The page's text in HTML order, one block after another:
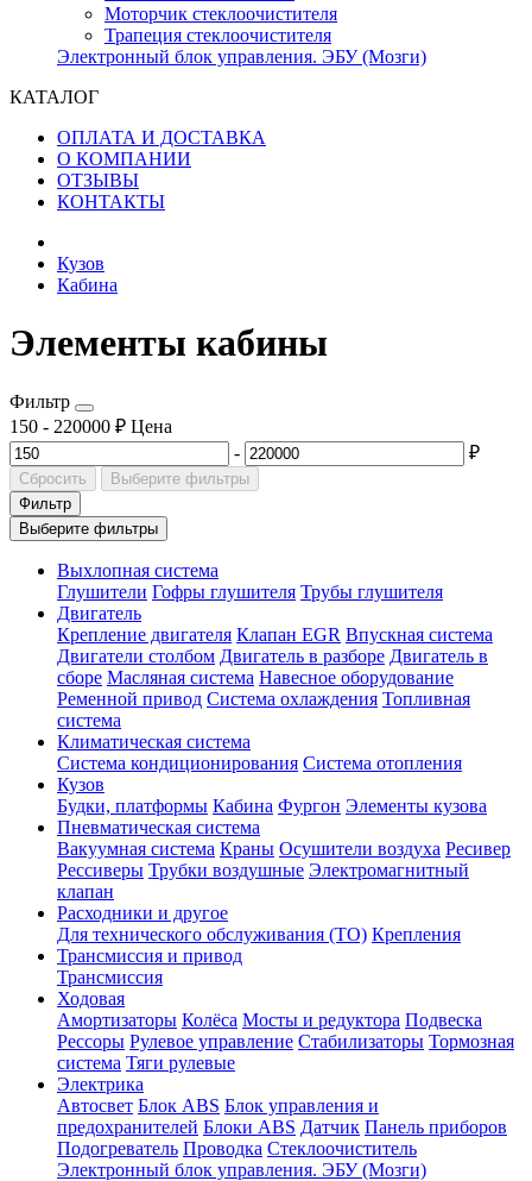
Моторчик стеклоочистителя
Трапеция стеклоочистителя
Электронный блок управления. ЭБУ (Мозги)
КАТАЛОГ
ОПЛАТА И ДОСТАВКА
О КОМПАНИИ
ОТЗЫВЫ
КОНТАКТЫ
Кузов
Кабина
Элементы кабины
Фильтр
150 - 220000 ₽ Цена
-
₽
Сбросить
Выберите фильтры
Фильтр
Выберите фильтры
Выхлопная система
Глушители Гофры глушителя Трубы глушителя
Двигатель
Крепление двигателя Клапан EGR Впускная система
Двигатели столбом Двигатель в разборе Двигатель в
сборе Масляная система Навесное оборудование
Ременной привод Система охлаждения Топливная
система
Климатическая система
Система кондиционирования Система отопления
Кузов
Будки, платформы Кабина Фургон Элементы кузова
Пневматическая система
Вакуумная система Краны Осушители воздуха Ресивер
Рессиверы Трубки воздушные Электромагнитный
клапан
Расходники и другое
Для технического обслуживания (ТО) Крепления
Трансмиссия и привод
Трансмиссия
Ходовая
Амортизаторы Колёса Мосты и редуктора Подвеска
Рессоры Рулевое управление Стабилизаторы Тормозная
система Тяги рулевые
Электрика
Автосвет Блок ABS Блок управления и
предохранителей Блоки ABS Датчик Панель приборов
Подогреватель Проводка Стеклоочиститель
Электронный блок управления. ЭБУ (Мозги)